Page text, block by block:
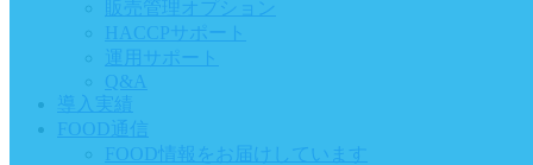
販売管理オプション
HACCPサポート
運用サポート
Q&A
導入実績
FOOD通信
FOOD情報をお届けしています